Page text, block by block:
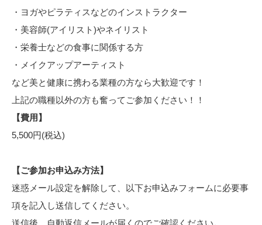
・ヨガやピラティスなどのインストラクター
・美容師(アイリスト)やネイリスト
・栄養士などの食事に関係する方
・メイクアップアーティスト
など美と健康に携わる業種の方なら大歓迎です！
上記の職種以外の方も奮ってご参加ください！！
【費用】
5,500円(税込)
【ご参加お申込み方法】
迷惑メール設定を解除して、以下お申込みフォームに必要事
項を記入し送信してください。
送信後、自動返信メールが届くのでご確認ください。